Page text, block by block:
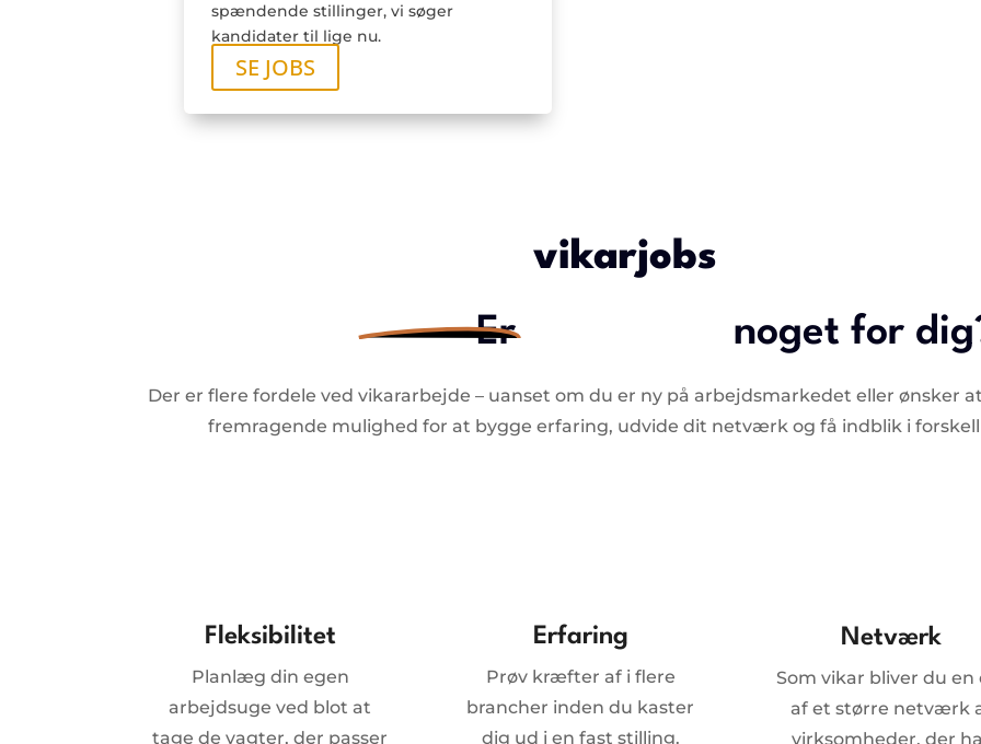
spændende stillinger, vi søger
kandidater til lige nu.
SE JOBS
Er
vikarjobs
noget for
Der er flere fordele ved vikararbejde – uanset om du er ny på arbejdsmarkedet eller ønsker
fremragende mulighed for at bygge erfaring, udvide dit netværk og få indblik i
Fleksibilitet
Planlæg din egen
arbejdsuge ved blot at
tage de vagter, der passer
Erfaring
Prøv kræfter af i flere
brancher inden du kaster
dig ud i en fast stilling.
Netværk
Som vikar bliver du en
af et større netværk
virksomheder, der